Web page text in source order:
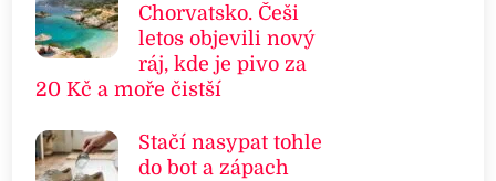
Chorvatsko. Češi
letos objevili nový
ráj, kde je pivo za
20 Kč a moře čistší
Stačí nasypat tohle
do bot a zápach